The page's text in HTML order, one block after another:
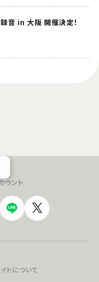
録音 in 大阪 開催決定！
ント
トについて